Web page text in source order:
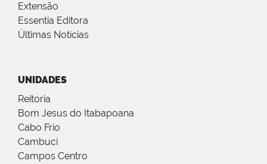
Extensão
Essentia Editora
Últimas Notícias
UNIDADES
Reitoria
Bom Jesus do Itabapoana
Cabo Frio
Cambuci
Campos Centro